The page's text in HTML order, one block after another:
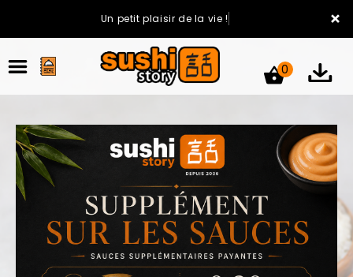
×
Un petit plaisir de la vie !
ACCUEIL
LA CARTE
0